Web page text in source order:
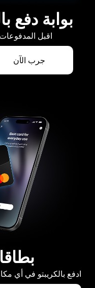
بوابة دفع
اقبل المدفوعات
جرب الآن
ادفع بالكريبتو في أي